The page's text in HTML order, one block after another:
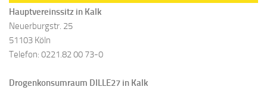
Hauptvereinssitz in Kalk
Neuerburgstr. 25
51103 Köln
Telefon: 0221.82 00 73-0
Drogenkonsumraum DILLE27 in Kalk